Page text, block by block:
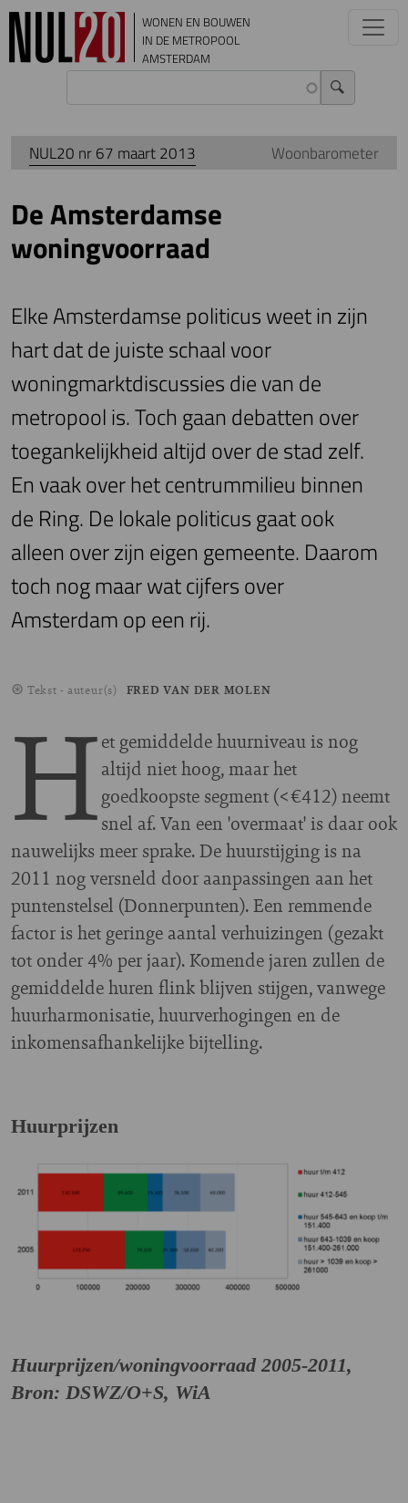
Overslaan en naar de inhoud gaan
WONEN EN BOUWEN
IN DE METROPOOL
AMSTERDAM
NUL20 nr 67 maart 2013 Woonbarometer
De Amsterdamse
woningvoorraad
Elke Amsterdamse politicus weet in zijn
hart dat de juiste schaal voor
woningmarktdiscussies die van de
metropool is. Toch gaan debatten over
toegankelijkheid altijd over de stad zelf.
En vaak over het centrummilieu binnen
de Ring. De lokale politicus gaat ook
alleen over zijn eigen gemeente. Daarom
toch nog maar wat cijfers over
Amsterdam op een rij.
Tekst - auteur(s) FRED VAN DER MOLEN
Het gemiddelde huurniveau is nog
altijd niet hoog, maar het
goedkoopste segment (<€412) neemt
snel af. Van een 'overmaat' is daar ook
nauwelijks meer sprake. De huurstijging is na
2011 nog versneld door aanpassingen aan het
puntenstelsel (Donnerpunten). Een remmende
factor is het geringe aantal verhuizingen (gezakt
tot onder 4% per jaar). Komende jaren zullen de
gemiddelde huren flink blijven stijgen, vanwege
huurharmonisatie, huurverhogingen en de
inkomensafhankelijke bijtelling.
Huurprijzen
Huurprijzen/woningvoorraad 2005-2011,
Bron: DSWZ/O+S, WiA